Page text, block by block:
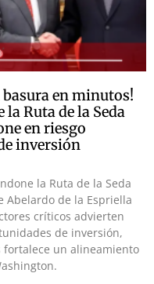
basura en minutos!
la Ruta de la Seda
en riesgo
inversión
la Ruta de la Seda
Abelardo de la Espriella
críticos advierten
de inversión,
un alineamiento